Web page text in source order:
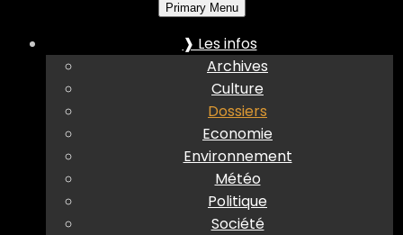
Primary Menu
❱ Les infos
Archives
Culture
Dossiers
Economie
Environnement
Météo
Politique
Société